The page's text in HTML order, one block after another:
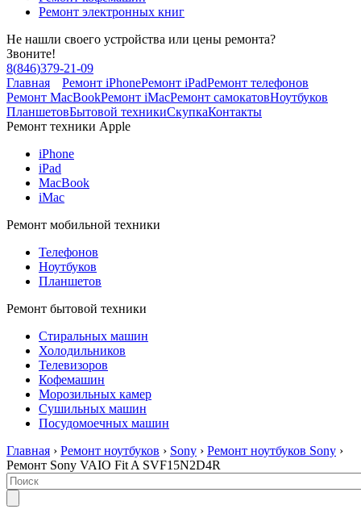
Ремонт электронных книг
Не нашли своего устройства или цены ремонта?
Звоните!
8(846)379-21-09
Главная
Ремонт iPhoneРемонт iPadРемонт телефонов
Ремонт MacBookРемонт iMacРемонт самокатовНоутбуков
ПланшетовБытовой техникиСкупкаКонтакты
Ремонт техники Apple
iPhone
iPad
MacBook
iMac
Ремонт мобильной техники
Телефонов
Ноутбуков
Планшетов
Ремонт бытовой техники
Стиральных машин
Холодильников
Телевизоров
Кофемашин
Морозильных камер
Сушильных машин
Посудомоечных машин
Главная › Ремонт ноутбуков › Sony › Ремонт ноутбуков Sony ›
Ремонт Sony VAIO Fit A SVF15N2D4R